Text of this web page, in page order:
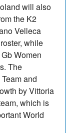
will also
the K2
Velleca
while
Women
The
and
by Vittoria
which is
World